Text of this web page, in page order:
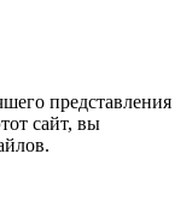
представления
сайт, вы